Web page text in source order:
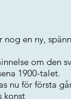
nog en ny,
om den
1900-talet.
nu för första
konst